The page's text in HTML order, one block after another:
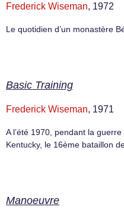
Frederick Wiseman, 1972
Le quotidien d’un monastère
Basic Training
Frederick Wiseman, 1971
A l’été 1970, pendant la
Kentucky, le 16ème bataillon
Manoeuvre